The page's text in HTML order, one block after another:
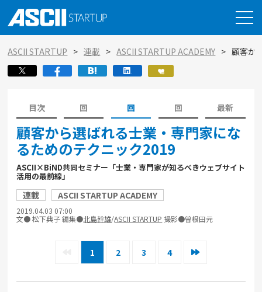
ASCII STARTUP 連載 ASCII STARTUP ACADEMY 顧客か
目次 回 回 回 最新
顧客から選ばれる士業・専門家にな
るためのテクニック2019
ASCII×BiND共同セミナー「士業・専門家が知るべきウェブサイト
活用の最前線」
連載 ASCII STARTUP ACADEMY
2019.04.03 07:00
文● 松下典子 編集●北島幹雄/ASCII STARTUP 撮影●曽根田元
1 2 3 4